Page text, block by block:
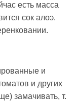
есть масса
сок алоэ.
и
и других
замачивать, т.